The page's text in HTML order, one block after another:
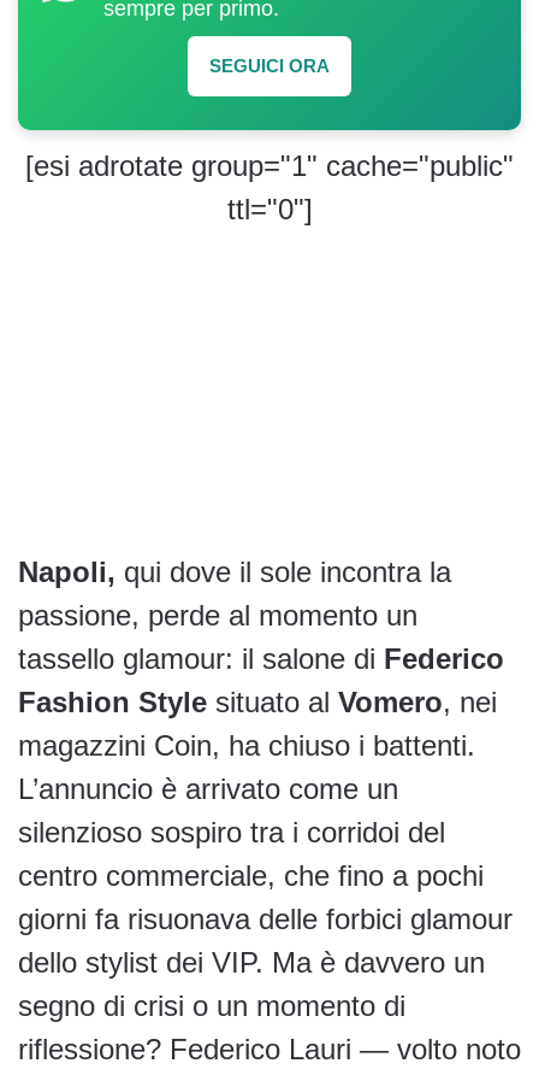
sempre per primo.
SEGUICI ORA
[esi adrotate group="1" cache="public"
ttl="0"]
Napoli, qui dove il sole incontra la
passione, perde al momento un
tassello glamour: il salone di Federico
Fashion Style situato al Vomero, nei
magazzini Coin, ha chiuso i battenti.
L’annuncio è arrivato come un
silenzioso sospiro tra i corridoi del
centro commerciale, che fino a pochi
giorni fa risuonava delle forbici glamour
dello stylist dei VIP. Ma è davvero un
segno di crisi o un momento di
riflessione? Federico Lauri — volto noto